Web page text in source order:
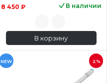
8 450 ₽
В наличии
В корзину
NEW 2%